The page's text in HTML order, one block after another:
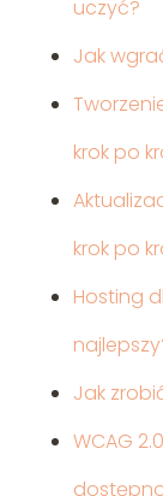
uczyć?
Jak
krok po
krok po
Hosting
Jak
WCAG